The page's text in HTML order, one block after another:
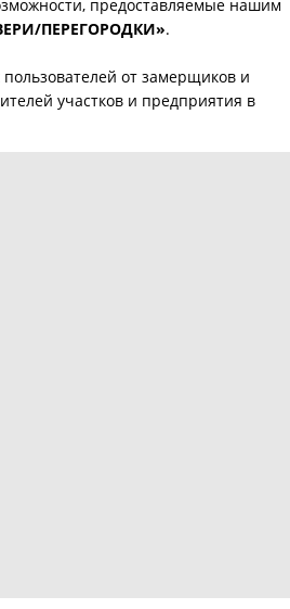
предоставляемые нашим
ПЕРЕГОРОДКИ».
от замерщиков и
участков и предприятия в